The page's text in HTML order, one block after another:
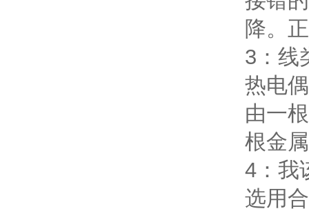
降。
3：线
热电
由一
根金
4：我
选用